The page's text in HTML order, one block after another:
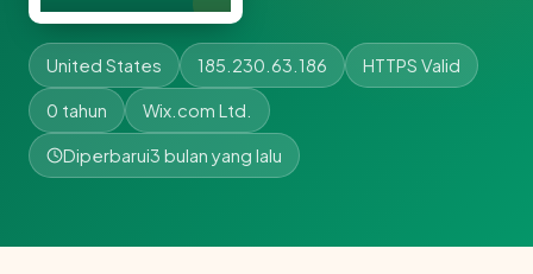
United States 185.230.63.186 HTTPS Valid
0 tahun Wix.com Ltd.
Diperbarui3 bulan yang lalu